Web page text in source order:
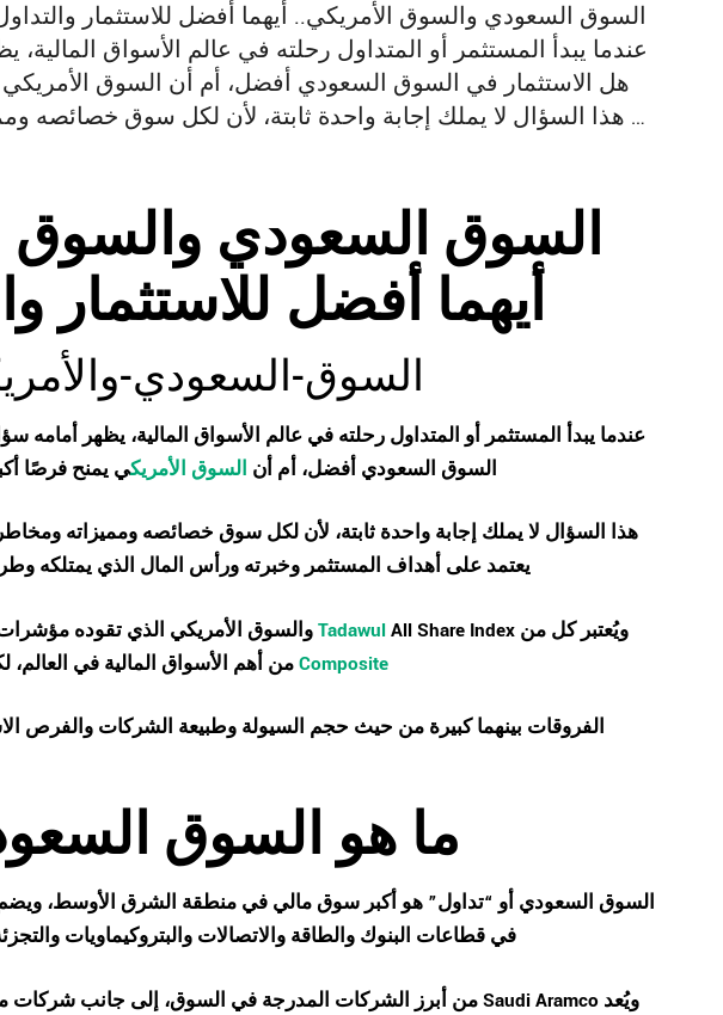
السوق السعودي والسوق الأمريكي.. أيهما أفضل للاستثمار
عندما يبدأ المستثمر أو المتداول رحلته في عالم الأسواق
هل الاستثمار في السوق السعودي أفضل، أم أن السوق
هذا السؤال لا يملك إجابة واحدة ثابتة، لأن لكل سوق خصائصه ومميزاته ومخاطره، كما أن اختيار …
السوق السعودي والسوق
أيهما أفضل للاستثمار
السوق-السعودي-
عندما يبدأ المستثمر أو المتداول رحلته في عالم الأسواق المالية، يظهر
السوق السعودي أفضل، أم أن السوق الأمريكي يمنح فرصًا
هذا السؤال لا يملك إجابة واحدة ثابتة، لأن لكل سوق خصائصه ومميزاته
يعتمد على أهداف المستثمر وخبرته ورأس المال الذي يمتلكه
ويُعتبر كل من TadawulAll Share Index والسوق الأمريكي الذي تقوده
Compositeمن أهم الأسواق المالية في العالم،
الفروقات بينهما كبيرة من حيث حجم السيولة وطبيعة الشركات والفرص
ما هو السوق
السوق السعودي أو “تداول” هو أكبر سوق مالي في منطقة الشرق الأوسط،
في قطاعات البنوك والطاقة والاتصالات والبتروكيماويات
ويُعد Saudi Aramcoمن أبرز الشركات المدرجة في السوق، إلى جانب شركات